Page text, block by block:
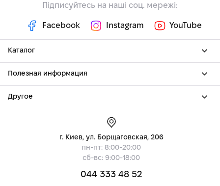
Підписуйтесь на наші соц. мережі:
Facebook Instagram YouTube
Каталог
Полезная информация
Другое
г. Киев, ул. Борщаговская, 206
пн-пт: 8:00-20:00
сб-вс: 9:00-18:00
044 333 48 52